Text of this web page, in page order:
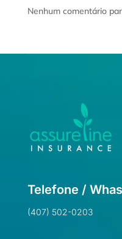
Nenhum comentário
Telefone /
(407) 502-0203